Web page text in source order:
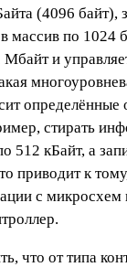
(4096 байт),
массив по 1024
и
определённые
стирать
512 кБайт, а
приводит к
с микросхем
что от типа